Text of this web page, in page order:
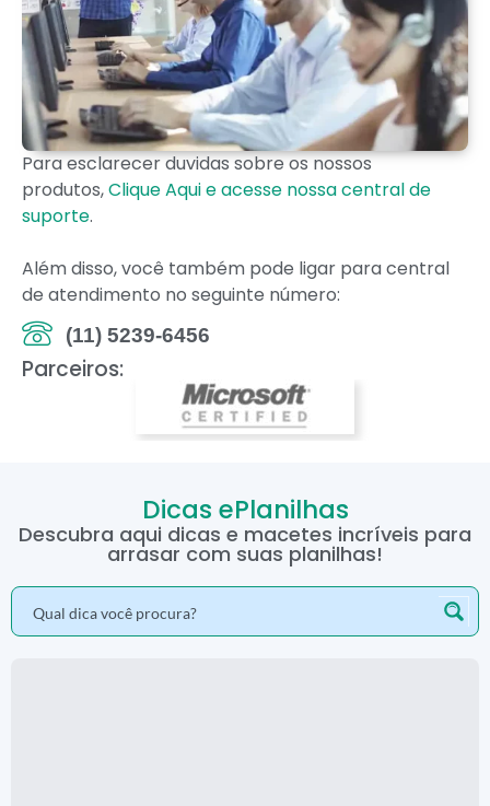
Para esclarecer duvidas sobre os nossos
produtos,Clique Aqui e acesse nossa central de
suporte.
Além disso, você também pode ligar para central
de atendimento no seguinte número:
(11) 5239-6456
Parceiros:
Dicas ePlanilhas
Descubra aqui dicas e macetes incríveis para
arrasar com suas planilhas!